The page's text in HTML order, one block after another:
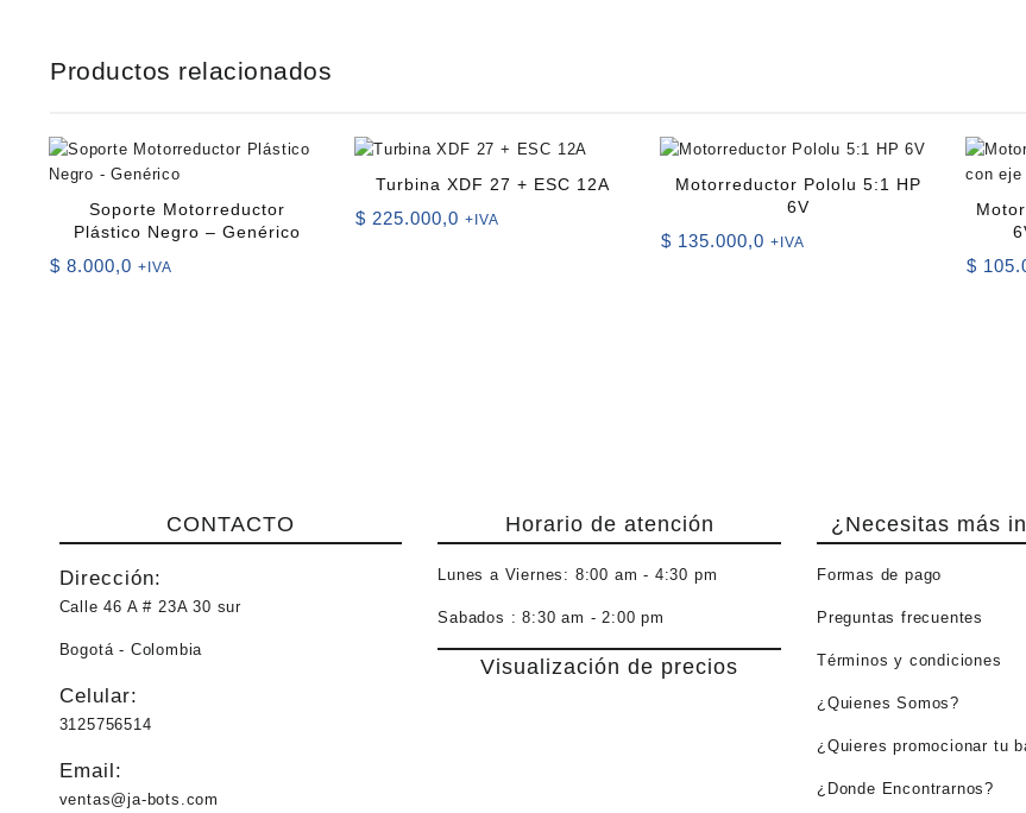
Productos relacionados
Soporte Motorreductor
Plástico Negro – Genérico
$ 8.000,0 +IVA
Turbina XDF 27 + ESC 12A
$ 225.000,0 +IVA
Motorreductor Pololu 5:1 HP
6V
$ 135.000,0 +IVA
$
CONTACTO
Dirección:
Calle 46 A # 23A 30 sur
Bogotá - Colombia
Celular:
3125756514
Email:
ventas@ja-bots.com
Horario de atención
Lunes a Viernes: 8:00 am - 4:30 pm
Sabados :8:30 am - 2:00 pm
Visualización de precios
¿Necesitas más
Formas de pago
Preguntas frecuentes
Términos y condiciones
¿Quienes Somos?
¿Quieres promocionar tu
¿Donde Encontrarnos?